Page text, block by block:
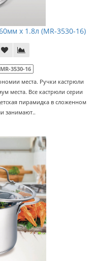
x 1.8л (MR-3530-16)
MR-3530-16
места. Ручки кастрюли
места. Все кастрюли серии
пирамидка в сложенном
занимают..